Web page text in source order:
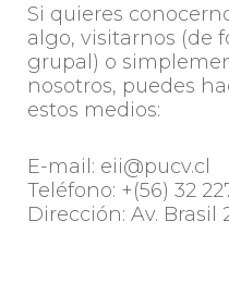
Si quieres
algo, visitarnos (de
grupal) o
nosotros, puedes
estos medios:
E-mail: eii@pucv.cl
Teléfono: +(56) 32
Dirección: Av. Brasil